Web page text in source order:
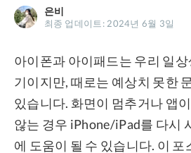
BuhoNTFS
BuhoLaunchpad
소개
지원
프라이버시
조항
은비
최종 업데이트: 2024년 6월 3일
아이폰과 아이패드는 우리 일
기이지만, 때로는 예상치 못한
있습니다. 화면이 멈추거나 앱
않는 경우 iPhone/iPad를 다시
에 도움이 될 수 있습니다. 이